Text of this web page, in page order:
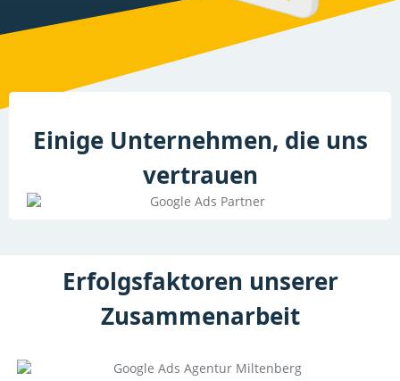
Einige Unternehmen, die uns
vertrauen
Erfolgsfaktoren unserer
Zusammenarbeit